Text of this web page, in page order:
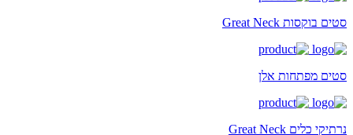
סטים בוקסות Great Neck
סטים מפתחות אלן
נרתיקי כלים Great Neck